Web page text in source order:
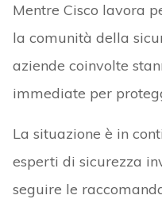
Mentre Cisco lavora
la comunità della
aziende coinvolte
immediate per
La situazione è in
esperti di sicurezza
seguire le